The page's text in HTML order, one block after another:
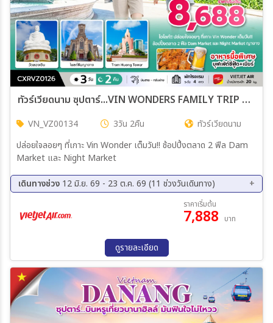
ทัวร์เวียดนาม ซุปตาร์...VIN WONDERS FAMILY TRIP *บินสาย-กลับบ่าย* 3วัน 2คืน (VZ)
VN_VZ00134 3วัน 2คืน
ทัวร์เวียดนาม
ปล่อยใจลอยๆ ที่เกาะ Vin Wonder เต็มวัน!! ช้อปปิ้งตลาด 2 ฟีล Dam
Market และ Night Market
เดินทางช่วง 12 มิ.ย. 69 - 23 ต.ค. 69 (11 ช่วงวันเดินทาง)
28 ส.ค. 69 - 30 ส.ค. 69
11 ก.ย. 69 - 13 ก.ย. 69
18 ก.ย. 69 - 20 ก.ย. 69
02 ต.ค. 69 - 04 ต.ค. 69
09 ต.ค. 69 - 11 ต.ค. 69
16 ต.ค. 69 - 18 ต.ค. 69
21 ต.ค. 69 - 23 ต.ค. 69
ราคาเริ่มต้น
7,888 บาท
ดูรายละเอียด